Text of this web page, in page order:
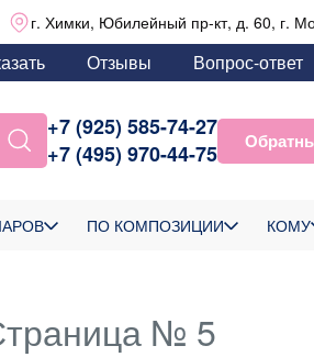
г. Химки, Юбилейный пр-кт, д. 60, г.
Отзывы Вопрос-ответ
+7 (925) 585-74-27
+7 (495) 970-44-75
ПО КОМПОЗИЦИИ КОМУ
№ 5